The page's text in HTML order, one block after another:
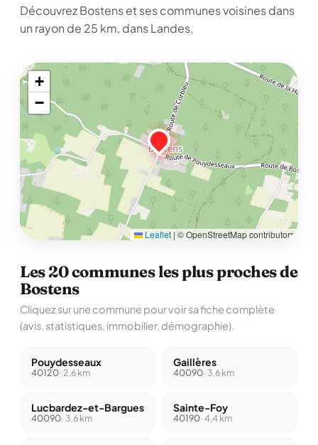
Découvrez Bostens et ses communes voisines dans
un rayon de 25 km, dans Landes.
+
−
Leaflet | © OpenStreetMap contributors
Les 20 communes les plus proches de
Bostens
Cliquez sur une commune pour voir sa fiche complète
(avis, statistiques, immobilier, démographie).
Pouydesseaux
40120· 2,6 km
Gaillères
40090· 3,6 km
Lucbardez-et-Bargues
40090· 3,6 km
Sainte-Foy
40190· 4,4 km